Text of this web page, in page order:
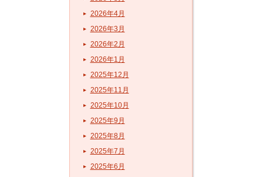
2026年4月
2026年3月
2026年2月
2026年1月
2025年12月
2025年11月
2025年10月
2025年9月
2025年8月
2025年7月
2025年6月